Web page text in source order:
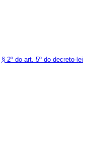
§ 2º do art. 5º do decreto-lei